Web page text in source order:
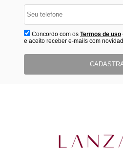
Concordo com os Termos de uso
e aceito receber e-mails com